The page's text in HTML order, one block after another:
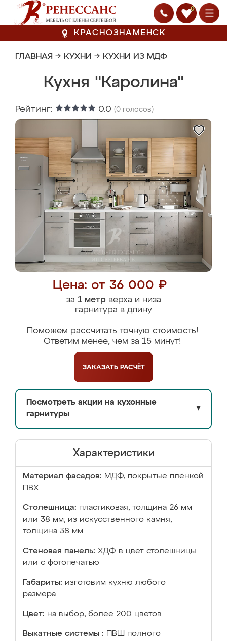
0
КРАСНОЗНАМЕНСК
ГЛАВНАЯ → КУХНИ → КУХНИ ИЗ МДФ
Кухня "Каролина"
Рейтинг: 0.0 (0 голосов)
Цена: от 36 000 ₽
за 1 метрверха и низа
гарнитура в длину
Поможем рассчитать точную стоимость!
Ответим менее, чем за 15 минут!
ЗАКАЗАТЬ РАСЧЁТ
Посмотреть акции на кухонные
гарнитуры
▼
Характеристики
Материал фасадов: МДФ, покрытые плёнкой
ПВХ
Столешница: пластиковая, толщина 26 мм
или 38 мм; из искусственного камня,
толщина 38 мм
Стеновая панель: ХДФ в цвет столешницы
или с фотопечатью
Габариты: изготовим кухню любого
размера
Цвет: на выбор, более 200 цветов
Выкатные системы :
ПВШ полного